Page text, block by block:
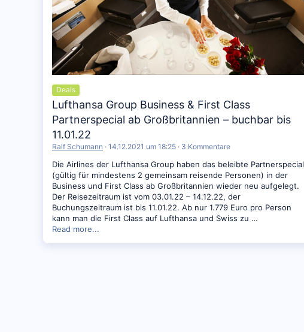
Deals
Lufthansa Group Business & First Class
Partnerspecial ab Großbritannien – buchbar bis
11.01.22
Ralf Schumann 14.12.2021 um 18:25 3 Kommentare
Die Airlines der Lufthansa Group haben das beleibte Partnerspecial
(gültig für mindestens 2 gemeinsam reisende Personen) in der
Business und First Class ab Großbritannien wieder neu aufgelegt.
Der Reisezeitraum ist vom 03.01.22 – 14.12.22, der
Buchungszeitraum ist bis 11.01.22. Ab nur 1.779 Euro pro Person
kann man die First Class auf Lufthansa und Swiss zu …
Read more...